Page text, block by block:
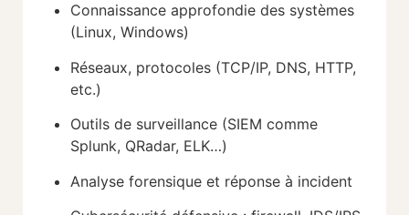
Connaissance approfondie des systèmes
(Linux, Windows)
Réseaux, protocoles (TCP/IP, DNS, HTTP,
etc.)
Outils de surveillance (SIEM comme
Splunk, QRadar, ELK…)
Analyse forensique et réponse à incident